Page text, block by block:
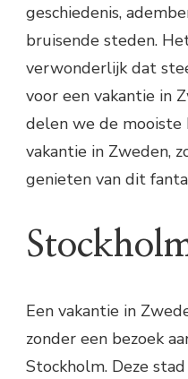
geschiedenis,
bruisende steden.
verwonderlijk dat
voor een vakantie in
delen we de mooiste
vakantie in Zweden,
genieten van dit
Een vakantie in
zonder een bezoek
Stockholm. Deze